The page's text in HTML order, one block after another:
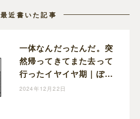
最近書いた記事
一体なんだったんだ。突
然帰ってきてまた去って
行ったイヤイヤ期｜ぽこ
たろー育児漫画
2024年12月22日